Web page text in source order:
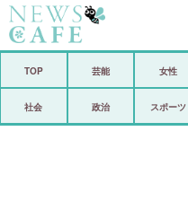
TOP 芸能 女性
社会 政治 スポーツ